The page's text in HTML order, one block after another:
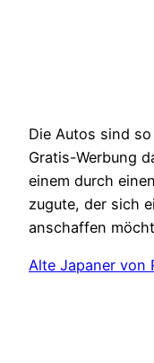
Die Autos sind
Gratis-Werbung
einem durch
zugute, der sich
anschaffen
Alte Japaner von